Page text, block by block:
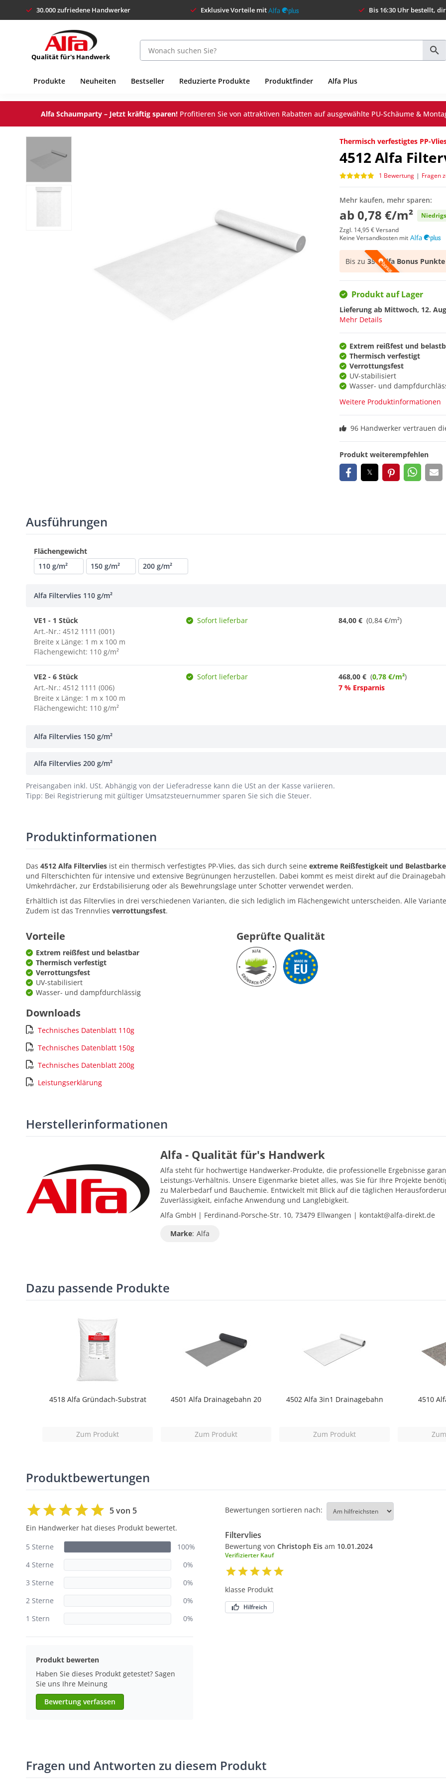
30.000 zufriedene Handwerker Exklusive Vorteile mit Bis 16:30 Uhr bestellt,
Qualität für's Handwerk
Produkte Neuheiten Bestseller Reduzierte Produkte Produktfinder Alfa Plus
Alfa Schaumparty – Jetzt kräftig sparen!Profitieren Sie von attraktiven Rabatten auf ausgewählte PU-Schäume &
Thermisch verfestigtes PP-
4512Alfa
1 Bewertung | Fragen
Mehr kaufen, mehr sparen:
ab 0,78 €/m²
Zzgl. 14,95 €Versand
Keine Versandkosten mit
Bis zu 351 Alfa Bonus Punkte
Produkt auf Lager
Lieferung ab Mittwoch, 12.
Mehr Details
Extrem reißfest und
Thermisch verfestigt
Verrottungsfest
UV-stabilisiert
Wasser- und
Weitere Produktinformationen
96 Handwerker vertrauen
Produkt weiterempfehlen
Ausführungen
Flächengewicht
110 g/m²
150 g/m² 200 g/m²
Alfa Filtervlies 110 g/m²
VE1 - 1 Stück
Art.-Nr.: 4512 1111 (001)
Breite x Länge: 1 m x 100 m
Flächengewicht: 110 g/m²
Sofort lieferbar 84,00 € (0,84 €/m²)
VE2 - 6 Stück
Art.-Nr.: 4512 1111 (006)
Breite x Länge: 1 m x 100 m
Flächengewicht: 110 g/m²
Sofort lieferbar 468,00 € (0,78 €/m²)
7 % Ersparnis
Alfa Filtervlies 150 g/m²
Alfa Filtervlies 200 g/m²
Preisangaben inkl. USt. Abhängig von der Lieferadresse kann die USt an der Kasse variieren.
Tipp: Bei Registrierung mit gültiger Umsatzsteuernummer sparen Sie sich die Steuer.
Produktinformationen
Das 4512 Alfa Filtervlies ist ein thermisch verfestigtes PP-Vlies, das sich durch seine extreme Reißfestigkeit und
und Filterschichten für intensive und extensive Begrünungen herzustellen. Dabei kommt es meist direkt auf die
Umkehrdächer, zur Erdstabilisierung oder als Bewehrungslage unter Schotter verwendet werden.
Erhältlich ist das Filtervlies in drei verschiedenen Varianten, die sich lediglich im Flächengewicht unterscheiden. Alle
Zudem ist das Trennvlies verrottungsfest.
Vorteile
Extrem reißfest und belastbar
Thermisch verfestigt
Verrottungsfest
UV-stabilisiert
Wasser- und dampfdurchlässig
Geprüfte Qualität
Downloads
Technisches Datenblatt 110g
Technisches Datenblatt 150g
Technisches Datenblatt 200g
Leistungserklärung
Herstellerinformationen
Alfa - Qualität für's Handwerk
Alfa steht für hochwertige Handwerker-Produkte, die professionelle Ergebnisse
Leistungs-Verhältnis. Unsere Eigenmarke bietet alles, was Sie für Ihre Projekte
zu Malerbedarf und Bauchemie. Entwickelt mit Blick auf die täglichen
Zuverlässigkeit, einfache Anwendung und Langlebigkeit.
Alfa GmbH | Ferdinand-Porsche-Str. 10, 73479 Ellwangen | kontakt@alfa-direkt.de
Marke: Alfa
Dazu passende Produkte
4518 Alfa Gründach-Substrat
Zum Produkt
4501 Alfa Drainagebahn 20
Zum Produkt
4502 Alfa 3in1 Drainagebahn
Zum Produkt
4510
Produktbewertungen
5 von 5
Ein Handwerker hat dieses Produkt bewertet.
5 Sterne
100%
4 Sterne
0%
3 Sterne
0%
2 Sterne
0%
1 Stern
0%
Produkt bewerten
Haben Sie dieses Produkt getestet? Sagen
Sie uns Ihre Meinung
Bewertung verfassen
Bewertungen sortieren nach:
Filtervlies
Bewertung von Christoph Eis am 10.01.2024
Verifizierter Kauf
klasse Produkt
Hilfreich
Fragen und Antworten zu diesem Produkt